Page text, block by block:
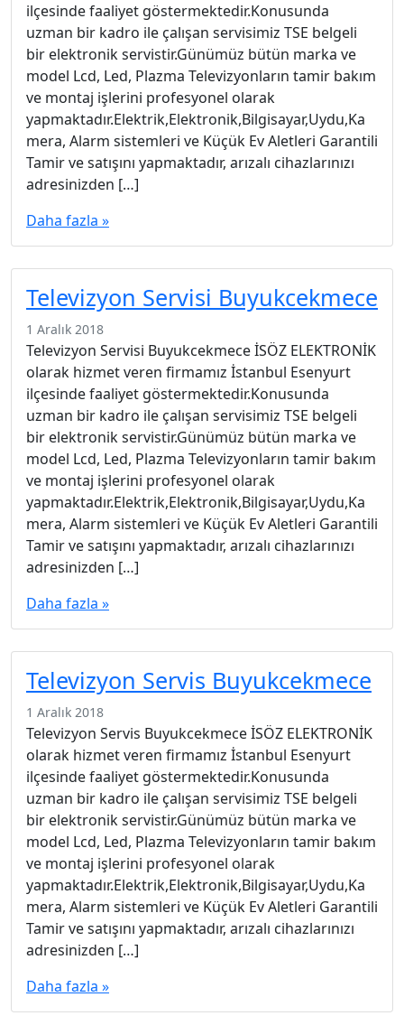
ilçesinde faaliyet göstermektedir.Konusunda
uzman bir kadro ile çalışan servisimiz TSE belgeli
bir elektronik servistir.Günümüz bütün marka ve
model Lcd, Led, Plazma Televizyonların tamir bakım
ve montaj işlerini profesyonel olarak
yapmaktadır.Elektrik,Elektronik,Bilgisayar,Uydu,Ka
mera, Alarm sistemleri ve Küçük Ev Aletleri Garantili
Tamir ve satışını yapmaktadır, arızalı cihazlarınızı
adresinizden […]
Daha fazla »
Televizyon Servisi Buyukcekmece
1 Aralık 2018
Televizyon Servisi Buyukcekmece İSÖZ ELEKTRONİK
olarak hizmet veren firmamız İstanbul Esenyurt
ilçesinde faaliyet göstermektedir.Konusunda
uzman bir kadro ile çalışan servisimiz TSE belgeli
bir elektronik servistir.Günümüz bütün marka ve
model Lcd, Led, Plazma Televizyonların tamir bakım
ve montaj işlerini profesyonel olarak
yapmaktadır.Elektrik,Elektronik,Bilgisayar,Uydu,Ka
mera, Alarm sistemleri ve Küçük Ev Aletleri Garantili
Tamir ve satışını yapmaktadır, arızalı cihazlarınızı
adresinizden […]
Daha fazla »
Televizyon Servis Buyukcekmece
1 Aralık 2018
Televizyon Servis Buyukcekmece İSÖZ ELEKTRONİK
olarak hizmet veren firmamız İstanbul Esenyurt
ilçesinde faaliyet göstermektedir.Konusunda
uzman bir kadro ile çalışan servisimiz TSE belgeli
bir elektronik servistir.Günümüz bütün marka ve
model Lcd, Led, Plazma Televizyonların tamir bakım
ve montaj işlerini profesyonel olarak
yapmaktadır.Elektrik,Elektronik,Bilgisayar,Uydu,Ka
mera, Alarm sistemleri ve Küçük Ev Aletleri Garantili
Tamir ve satışını yapmaktadır, arızalı cihazlarınızı
adresinizden […]
Daha fazla »